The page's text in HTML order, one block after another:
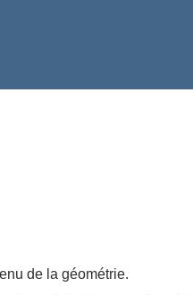
de la géométrie.